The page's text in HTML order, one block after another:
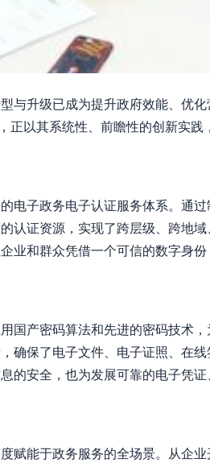
与升级已成为提升政府效能、优化
正以其系统性、前瞻性的创新实
电子政务电子认证服务体系。通
认证资源，实现了跨层级、跨地
业和群众凭借一个可信的数字身
国产密码算法和先进的密码技术，
确保了电子文件、电子证照、在
的安全，也为发展可靠的电子凭
赋能于政务服务的全场景。从企